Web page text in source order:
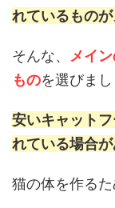
れているもの
そんな、
メイ
ものを選びまし
安いキャット
れている場合が
猫の体を作るた